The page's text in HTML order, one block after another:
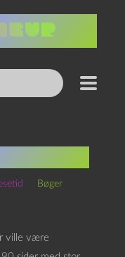
Bøger
ville være